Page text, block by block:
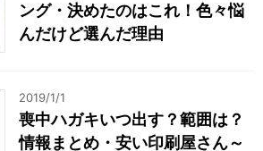
ング・決めたのはこれ！色々悩
んだけど選んだ理由
2019/1/1
喪中ハガキいつ出す？範囲は？
情報まとめ・安い印刷屋さん～